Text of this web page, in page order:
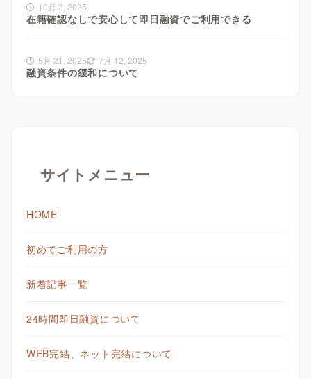
10月 2, 2025
在籍確認なしで安心して即日融資でご利用できる
5月 21, 2025 7月 12, 2025
融資条件の緩和について
サイトメニュー
HOME
初めてご利用の方
新着記事一覧
24時間即日融資について
WEB完結、ネット完結について